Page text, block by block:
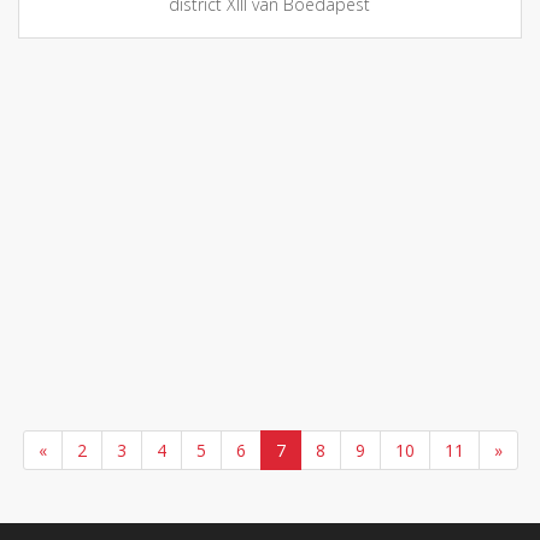
« 2 3 4 5 6 7 8 9 10 11 »